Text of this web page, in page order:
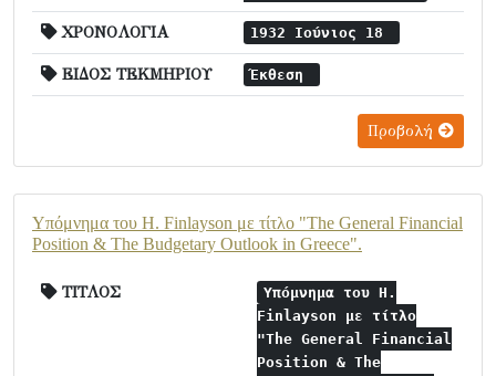
ΧΡΟΝΟΛΟΓΙΑ 1932 Ιούνιος 18
ΕΙΔΟΣ ΤΕΚΜΗΡΙΟΥ Έκθεση
Προβολή
Υπόμνημα του H. Finlayson με τίτλο "The General Financial
Position & The Budgetary Outlook in Greece".
ΤΙΤΛΟΣ
Υπόμνημα του H.
Finlayson με τίτλο
"The General Financial
Position & The